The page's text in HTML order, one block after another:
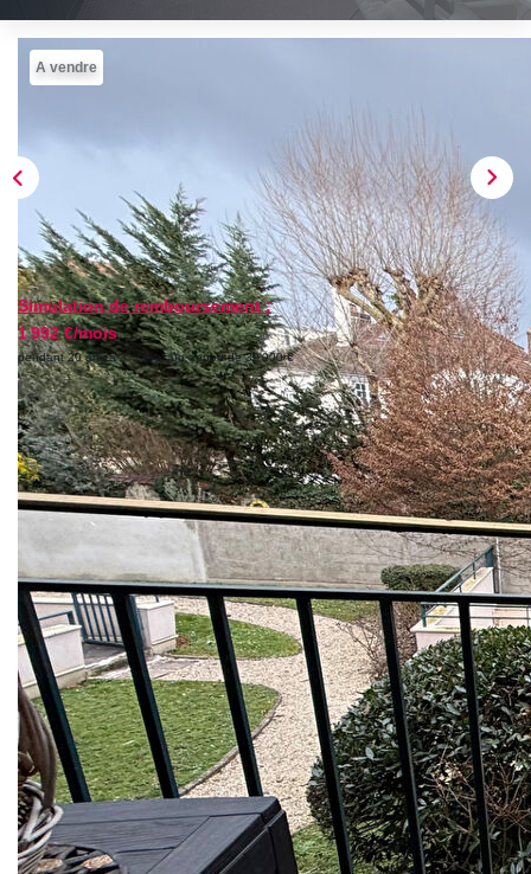
NOTRE AGENCE
Qui Sommes-Nous
Nos Biens Vendus
Nos Avis Clients
Nos Actualités
FAQ
CONTACT
A vendre
Simulation de remboursement :
1 992 €/mois
pendant 20 ans à 3% avec un apport de 39 900 €
Description
Réf : 658EW
Center Immobilier vous propose en nouveauté un
appartement 4 pièces idéalement situé en hyper-centre,
tout en bénéficiant d'un environnement calme et agréable,
au sein d'une résidence recherchée en pierre de taille avec
ascenseur, reconnue pour sa qualité de construction et son
standing.
Dès l'entrée, vous serez séduit par les volumes et la
luminosité qu'offre ce bien. Il se compose d'une entrée
desservant un spacieux séjour traversant, baigné de
lumière naturelle tout au long de la journée, et ouvrant sur